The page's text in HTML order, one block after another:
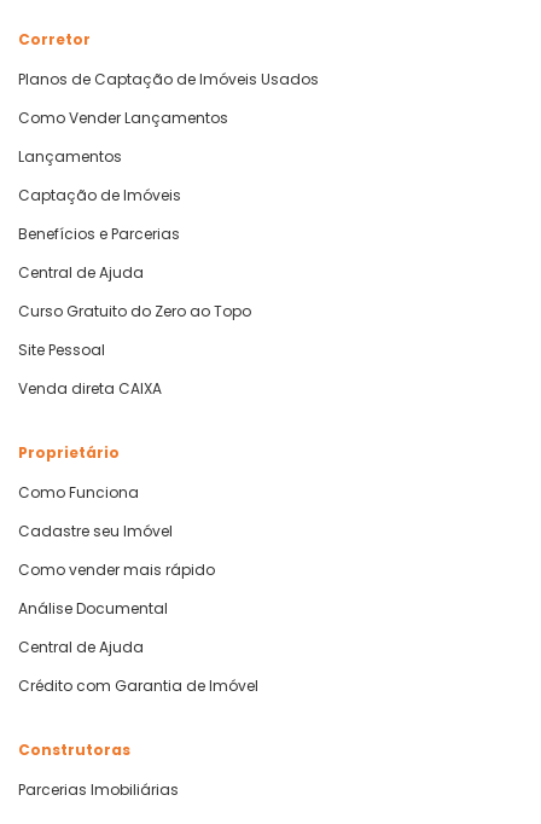
Corretor
Planos de Captação de Imóveis Usados
Como Vender Lançamentos
Lançamentos
Captação de Imóveis
Benefícios e Parcerias
Central de Ajuda
Curso Gratuito do Zero ao Topo
Site Pessoal
Venda direta CAIXA
Proprietário
Como Funciona
Cadastre seu Imóvel
Como vender mais rápido
Análise Documental
Central de Ajuda
Crédito com Garantia de Imóvel
Construtoras
Parcerias Imobiliárias